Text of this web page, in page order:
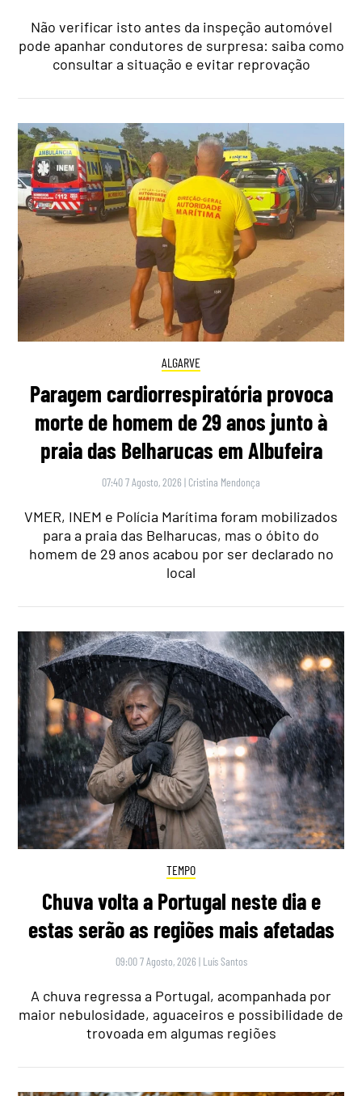
Não verificar isto antes da inspeção automóvel
pode apanhar condutores de surpresa: saiba como
consultar a situação e evitar reprovação
ALGARVE
Paragem cardiorrespiratória provoca
morte de homem de 29 anos junto à
praia das Belharucas em Albufeira
07:40 7 Agosto, 2026 | Cristina Mendonça
VMER, INEM e Polícia Marítima foram mobilizados
para a praia das Belharucas, mas o óbito do
homem de 29 anos acabou por ser declarado no
local
TEMPO
Chuva volta a Portugal neste dia e
estas serão as regiões mais afetadas
09:00 7 Agosto, 2026 | Luís Santos
A chuva regressa a Portugal, acompanhada por
maior nebulosidade, aguaceiros e possibilidade de
trovoada em algumas regiões